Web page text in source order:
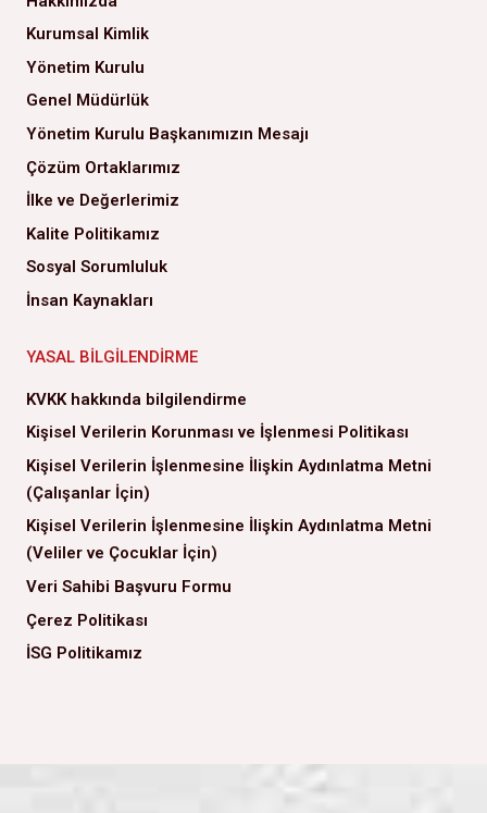
Kurumsal Kimlik
Yönetim Kurulu
Genel Müdürlük
Yönetim Kurulu Başkanımızın Mesajı
Çözüm Ortaklarımız
İlke ve Değerlerimiz
Kalite Politikamız
Sosyal Sorumluluk
İnsan Kaynakları
YASAL BILGILENDIRME
KVKK hakkında bilgilendirme
Kişisel Verilerin Korunması ve İşlenmesi Politikası
Kişisel Verilerin İşlenmesine İlişkin Aydınlatma Metni
(Çalışanlar İçin)
Kişisel Verilerin İşlenmesine İlişkin Aydınlatma Metni
(Veliler ve Çocuklar İçin)
Veri Sahibi Başvuru Formu
Çerez Politikası
İSG Politikamız